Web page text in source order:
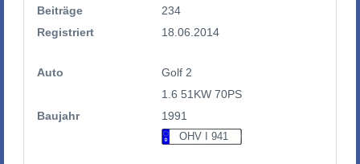
Beiträge
234
Registriert
18.06.2014
Auto
Golf 2
1.6 51KW 70PS
Baujahr
1991
OHV I 941